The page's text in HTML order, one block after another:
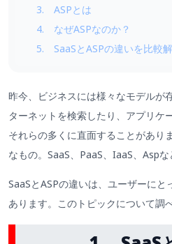
3. ASPとは
4. なぜASPなのか？
5. SaaSとASPの違いを比較
昨今、ビジネスには様々なモデルが
ターネットを検索したり、アプリケ
それらの多くに直面することがあり
なもの。SaaS、PaaS、IaaS、Aspな
SaaSとASPの違いは、ユーザーに
あります。このトピックについて調